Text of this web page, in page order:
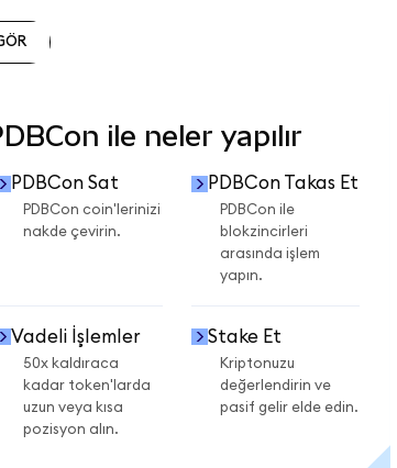
ile neler yapılır
PDBCon Sat
PDBCon coin'lerinizi
nakde çevirin.
PDBCon Takas Et
PDBCon ile
blokzincirleri
arasında işlem
yapın.
Vadeli İşlemler
50x kaldıraca
kadar token'larda
uzun veya kısa
pozisyon alın.
Stake Et
Kriptonuzu
değerlendirin ve
pasif gelir elde edin.